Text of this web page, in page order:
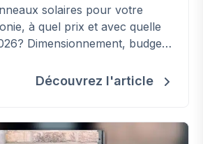
solaires pour votre
à quel prix et avec quelle
Dimensionnement, budget,
Découvrez l'article